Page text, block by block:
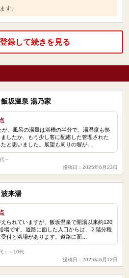
す。
録して続きを見る
坂温泉 湯乃家
が、風呂の湯量は浴槽の半分で、湯温度も熱
したか、もう少し客に配慮した管理された
と思いました。展望も周りの塀が…
～
投稿日：2025年6月23日
来湯
られていますが、飯坂温泉で開湯以来約120
場です。道路に面した入口からは、２階分程
付と浴場があります。道路に面…
：～10代
投稿日：2025年6月12日